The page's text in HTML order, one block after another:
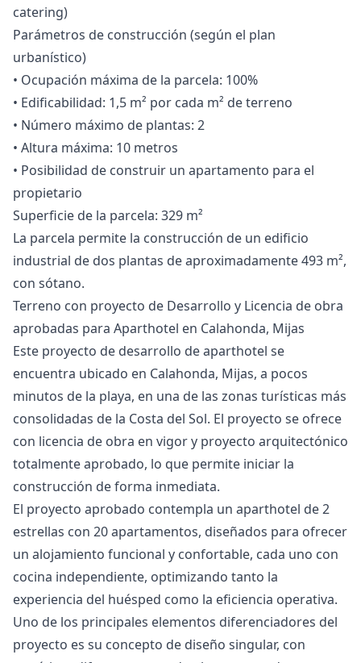
catering)
Parámetros de construcción (según el plan
urbanístico)
• Ocupación máxima de la parcela: 100%
• Edificabilidad: 1,5 m² por cada m² de terreno
• Número máximo de plantas: 2
• Altura máxima: 10 metros
• Posibilidad de construir un apartamento para el
propietario
Superficie de la parcela: 329 m²
La parcela permite la construcción de un edificio
industrial de dos plantas de aproximadamente 493 m²,
con sótano.
Terreno con proyecto de Desarrollo y Licencia de obra
aprobadas para Aparthotel en Calahonda, Mijas
Este proyecto de desarrollo de aparthotel se
encuentra ubicado en Calahonda, Mijas, a pocos
minutos de la playa, en una de las zonas turísticas más
consolidadas de la Costa del Sol. El proyecto se ofrece
con licencia de obra en vigor y proyecto arquitectónico
totalmente aprobado, lo que permite iniciar la
construcción de forma inmediata.
El proyecto aprobado contempla un aparthotel de 2
estrellas con 20 apartamentos, diseñados para ofrecer
un alojamiento funcional y confortable, cada uno con
cocina independiente, optimizando tanto la
experiencia del huésped como la eficiencia operativa.
Uno de los principales elementos diferenciadores del
proyecto es su concepto de diseño singular, con